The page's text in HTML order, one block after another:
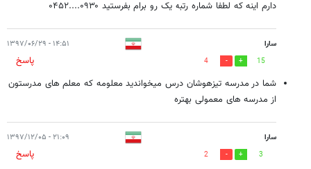
دارم اینه که لطفا شماره رتبه یک رو برام بفرستید ۰۹۳۰....۰۴۵۲
سارا ۱۴:۵۱ - ۱۳۹۷/۰۶/۲۹
15
4
پاسخ
شما در مدرسه تیزهوشان درس میخواندید معلومه که معلم های مدرستون
از مدرسه های معمولی بهتره
سارا ۲۱:۰۹ - ۱۳۹۷/۱۲/۰۵
3
2
پاسخ